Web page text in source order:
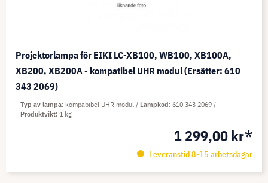
Projektorlampa för EIKI LC-XB100, WB100, XB100A,
XB200, XB200A - kompatibel UHR modul (Ersätter: 610
343 2069)
1 299,00 kr*
Leveranstid 8-15 arbetsdagar
Typ av lampa kompabibel UHR modul Lampkod 610 343 2069
Produktvikt 1 kg